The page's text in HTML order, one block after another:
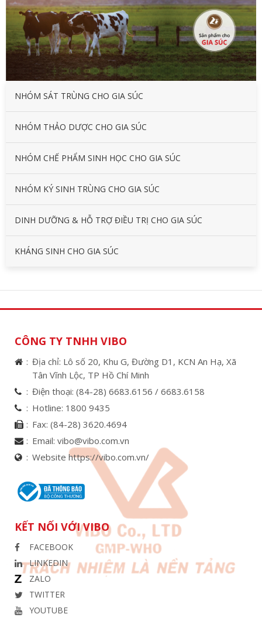
NHÓM SÁT TRÙNG CHO GIA SÚC
NHÓM THẢO DƯỢC CHO GIA SÚC
NHÓM CHẾ PHẨM SINH HỌC CHO GIA SÚC
NHÓM KÝ SINH TRÙNG CHO GIA SÚC
DINH DƯỠNG & HỖ TRỢ ĐIỀU TRỊ CHO GIA SÚC
KHÁNG SINH CHO GIA SÚC
CÔNG TY TNHH VIBO
Địa chỉ: Lô số 20, Khu G, Đường D1, KCN An Hạ, Xã
Tân Vĩnh Lộc, TP Hồ Chí Minh
Điện thoại: (84-28) 6683.6156 / 6683.6158
Hotline: 1800 9435
Fax: (84-28) 3620.4694
Email: vibo@vibo.com.vn
Website https://vibo.com.vn/
KẾT NỐI VỚI VIBO
FACEBOOK
LINKEDIN
ZALO
TWITTER
YOUTUBE